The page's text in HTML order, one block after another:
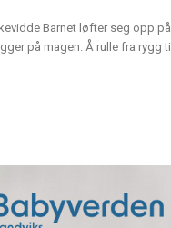
Barnet løfter seg opp på
på magen. Å rulle fra rygg til